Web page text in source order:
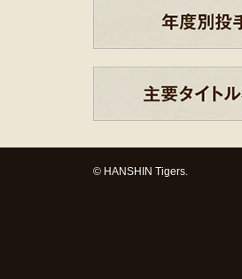
© HANSHIN Tigers.